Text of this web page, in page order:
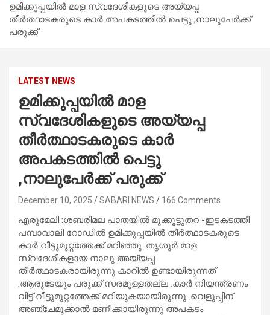
ഉമിക്കുപ്പയിൽ മാള സ്വദേശികളുടെ അയ്യപ്പ
തീർത്ഥാടകരുടെ കാർ അപകടത്തിൽ പെട്ടു ,നാലുപേർക്ക്
പരുക്ക്
LATEST NEWS
ഉമിക്കുപ്പയിൽ മാള
സ്വദേശികളുടെ അയ്യപ്പ
തീർത്ഥാടകരുടെ കാർ
അപകടത്തിൽ പെട്ടു
,നാലുപേർക്ക് പരുക്ക്
December 10, 2025 SABARI NEWS 166 Comments
എരുമേലി :ശബരിമല പാതയിൽ മുക്കൂട്ടുതറ -ഇടകടത്തി
പമ്പാവാലി റോഡിൽ ഉമിക്കുപ്പയിൽ തീർത്ഥാടകരുടെ
കാർ വീട്ടുമുറ്റത്തേക്ക് മറിഞ്ഞു .തൃശൂർ മാള
സ്വദേശികളായ നാലു അയ്യപ്പ
തീർത്ഥാടകരായിരുന്നു കാറിൽ ഉണ്ടായിരുന്നത്
.ആരുടേയും പരുക്ക് സരമുള്ളതല്ല .കാർ നിയന്ത്രണം
വിട്ട് വീട്ടുമുറ്റത്തേക്ക് മറിയുകയായിരുന്നു .വെളുപ്പിന്
അഞ്ചേമുക്കാൽ മണിക്കായിരുന്നു അപകടം